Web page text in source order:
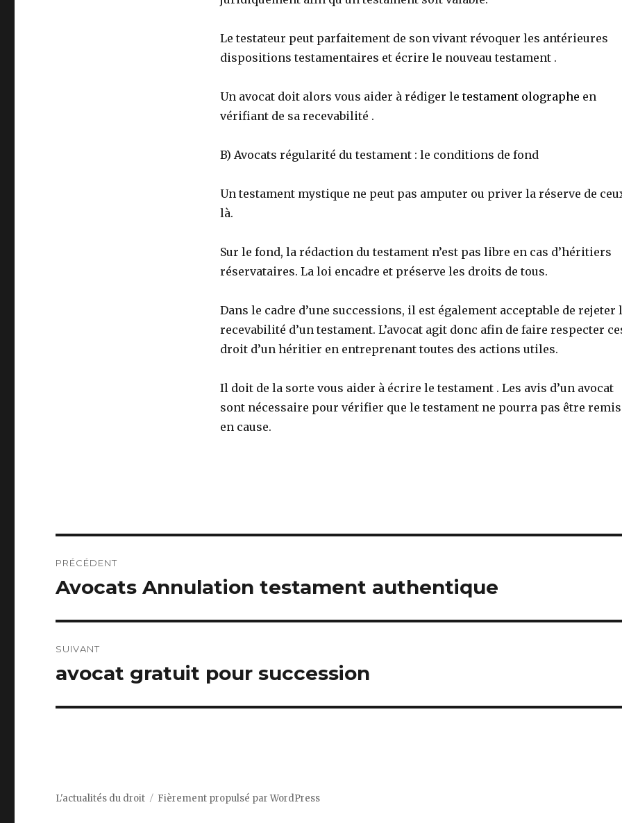
Le testateur peut parfaitement de son vivant révoquer les antérieures
dispositions testamentaires et écrire le nouveau testament .
Un avocat doit alors vous aider à rédiger letestament olographe en
vérifiant de sa recevabilité .
B) Avocats régularité du testament : le conditions de fond
Un testament mystique ne peut pas amputer ou priver la réserve de
là.
Sur le fond, la rédaction du testament n’est pas libre en cas d’héritiers
réservataires. La loi encadre et préserve les droits de tous.
Dans le cadre d’une successions, il est également acceptable de rejeter
recevabilité d’un testament. L’avocat agit donc afin de faire respecter
droit d’un héritier en entreprenant toutes des actions utiles.
Il doit de la sorte vous aider à écrire le testament . Les avis d’un avocat
sont nécessaire pour vérifier que le testament ne pourra pas être remis
en cause.
de
PRÉCÉDENT
Article
Avocats Annulation testament authentique
SUIVANT
Article
avocat gratuit pour succession
L'actualités du droit Fièrement propulsé par WordPress